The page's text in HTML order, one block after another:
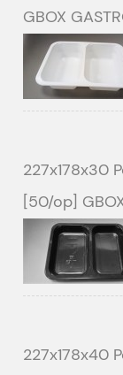
GBOX
227x178x30
[50/op]
227x178x40